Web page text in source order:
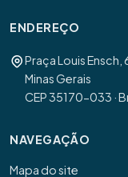
ENDEREÇO
Praça Louis
Minas Gerais
CEP 35170-033 ·
NAVEGAÇÃO
Mapa do site